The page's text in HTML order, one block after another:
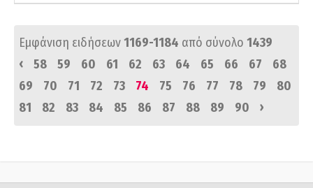
Εμφάνιση ειδήσεων1169-1184 από σύνολο 1439
‹
58 59 60 61 62 63 64 65 66 67
68
69
70 71 72 73 74 75 76 77 78 79
80
81
82 83 84 85 86 87 88 89 90 ›